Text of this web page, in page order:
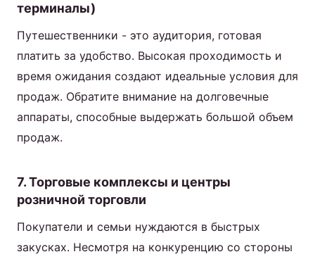
терминалы)
Путешественники - это аудитория, готовая
платить за удобство. Высокая проходимость и
время ожидания создают идеальные условия для
продаж. Обратите внимание на долговечные
аппараты, способные выдержать большой объем
продаж.
7. Торговые комплексы и центры
розничной торговли
Покупатели и семьи нуждаются в быстрых
закусках. Несмотря на конкуренцию со стороны